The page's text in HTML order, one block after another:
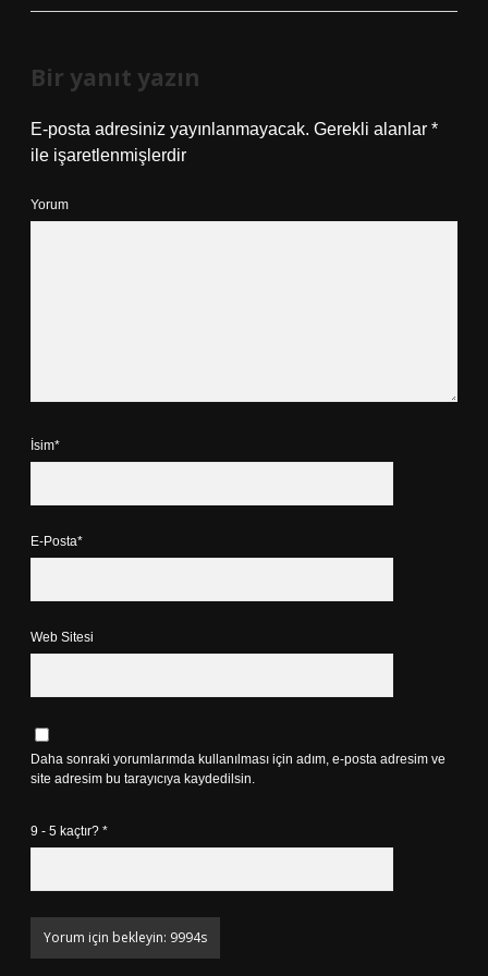
Bir yanıt yazın
E-posta adresiniz yayınlanmayacak. Gerekli alanlar *
ile işaretlenmişlerdir
Yorum
İsim*
E-Posta*
Web Sitesi
Daha sonraki yorumlarımda kullanılması için adım, e-posta adresim ve
site adresim bu tarayıcıya kaydedilsin.
9 - 5 kaçtır? *